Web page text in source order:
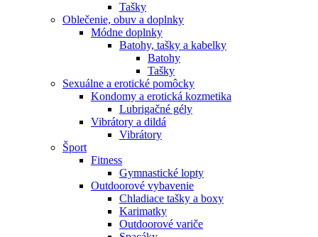
Tašky
Oblečenie, obuv a doplnky
Módne doplnky
Batohy, tašky a kabelky
Batohy
Tašky
Sexuálne a erotické pomôcky
Kondomy a erotická kozmetika
Lubrigačné gély
Vibrátory a dildá
Vibrátory
Šport
Fitness
Gymnastické lopty
Outdoorové vybavenie
Chladiace tašky a boxy
Karimatky
Outdoorové variče